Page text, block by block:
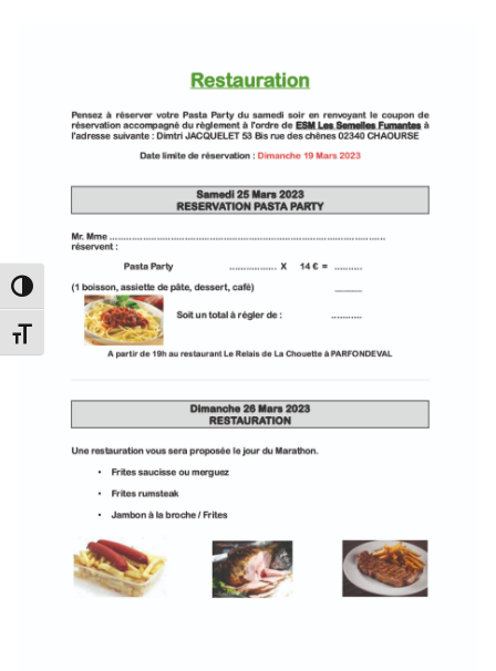
PASSER EN CONTRASTE ÉLEVÉ
CHANGER LA TAILLE DE LA POLICE